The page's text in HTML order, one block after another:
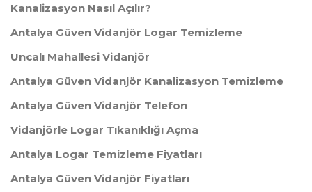
Kanalizasyon Nasıl Açılır?
Antalya Güven Vidanjör Logar Temizleme
Uncalı Mahallesi Vidanjör
Antalya Güven Vidanjör Kanalizasyon Temizleme
Antalya Güven Vidanjör Telefon
Vidanjörle Logar Tıkanıklığı Açma
Antalya Logar Temizleme Fiyatları
Antalya Güven Vidanjör Fiyatları